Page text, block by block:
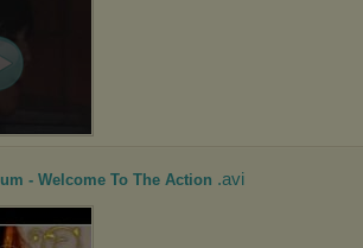
- Welcome To The Action .avi